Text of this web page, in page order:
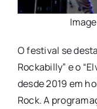
O festival se
Rockabilly” e o
desde 2019 em
Rock. A